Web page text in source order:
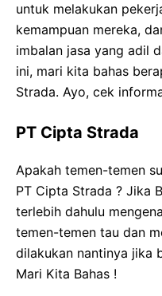
untuk melakukan
kemampuan mereka,
imbalan jasa yang adil
ini, mari kita bahas
Strada. Ayo, cek
PT Cipta Strada
Apakah temen-temen
PT Cipta Strada ? Jika
terlebih dahulu
temen-temen tau dan
dilakukan nantinya jika
Mari Kita Bahas !